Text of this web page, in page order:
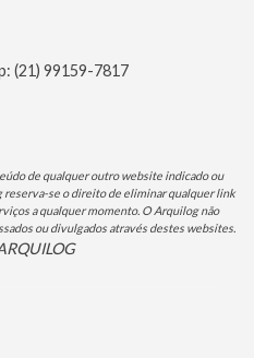
(21) 99159-7817
de qualquer outro website indicado ou
reserva-se o direito de eliminar qualquer link
a qualquer momento. O Arquilog não
ou divulgados através destes websites.